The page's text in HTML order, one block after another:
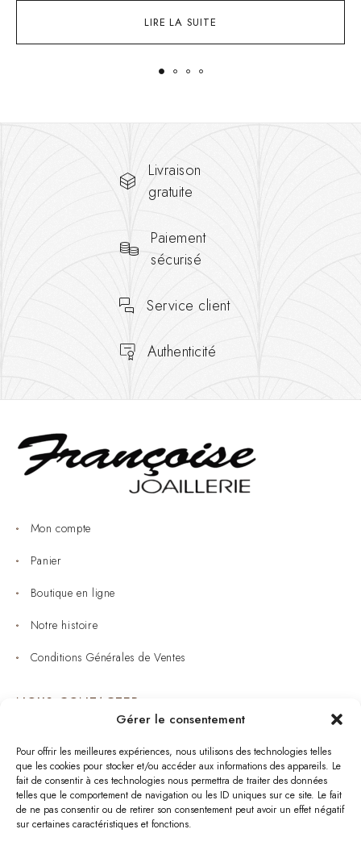
Gérer le consentement
Pour offrir les meilleures expériences, nous utilisons des technologies telles
que les cookies pour stocker et/ou accéder aux informations des appareils. Le
fait de consentir à ces technologies nous permettra de traiter des données
telles que le comportement de navigation ou les ID uniques sur ce site. Le fait
de ne pas consentir ou de retirer son consentement peut avoir un effet négatif
sur certaines caractéristiques et fonctions.
LIRE LA SUITE
Livraison
gratuite
Paiement
sécurisé
Service client
Authenticité
Mon compte
Panier
Boutique en ligne
Notre histoire
Conditions Générales de Ventes
NOUS CONTACTER
Bijouterie : 05 53 53 64 11
Mardi au Samedi: 09:00 - 19:00
bijouterie.lavergne@orange.fr